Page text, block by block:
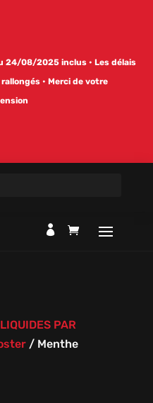
24/08/2025 inclus • Les délais
• Merci de votre

PAR
/ Menthe